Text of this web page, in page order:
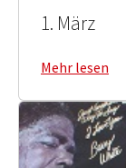
1. März
Mehr lesen